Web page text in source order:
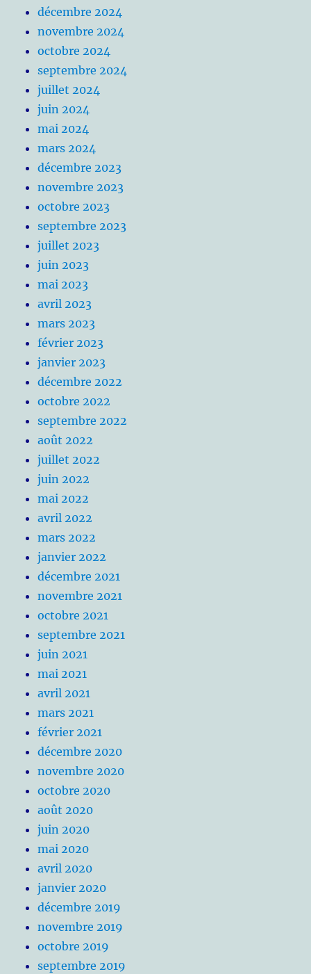
décembre 2024
novembre 2024
octobre 2024
septembre 2024
juillet 2024
juin 2024
mai 2024
mars 2024
décembre 2023
novembre 2023
octobre 2023
septembre 2023
juillet 2023
juin 2023
mai 2023
avril 2023
mars 2023
février 2023
janvier 2023
décembre 2022
octobre 2022
septembre 2022
août 2022
juillet 2022
juin 2022
mai 2022
avril 2022
mars 2022
janvier 2022
décembre 2021
novembre 2021
octobre 2021
septembre 2021
juin 2021
mai 2021
avril 2021
mars 2021
février 2021
décembre 2020
novembre 2020
octobre 2020
août 2020
juin 2020
mai 2020
avril 2020
janvier 2020
décembre 2019
novembre 2019
octobre 2019
septembre 2019